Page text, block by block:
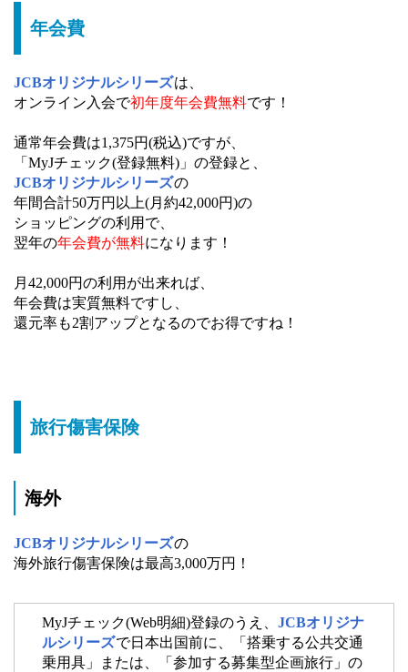
年会費
JCBオリジナルシリーズは、
オンライン入会で初年度年会費無料です！
通常年会費は1,375円(税込)ですが、
「MyJチェック(登録無料)」の登録と、
JCBオリジナルシリーズの
年間合計50万円以上(月約42,000円)の
ショッピングの利用で、
翌年の年会費が無料になります！
月42,000円の利用が出来れば、
年会費は実質無料ですし、
還元率も2割アップとなるのでお得ですね！
旅行傷害保険
海外
JCBオリジナルシリーズの
海外旅行傷害保険は最高3,000万円！
MyJチェック(Web明細)登録のうえ、 JCBオリジナ
ルシリーズで日本出国前に、「搭乗する公共交通
乗用具」または、「参加する募集型企画旅行」の